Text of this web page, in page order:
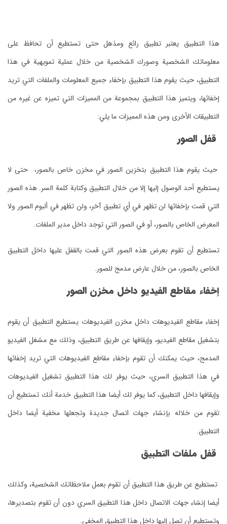
هذا التطبيق يعتبر تطبيق رائع ومذهل حتى تستطيع أن تحافظ على
معلوماتك الشخصية وصورك الشخصية من خلال عملية تمويهية في هذا
التطبيق، حيث يقوم هذا التطبيق بإخفاء جميع المعلومات والملفات التي تريد
إخفائها، ويتميز هذا التطبيق بمجموعة من المميزات التي تميزه عن غيره من
التطبيقات الأخرى ومن هذه المميزات ما يلي:
قفل الصور
حيث يقوم هذا التطبيق بتخزين الصور في مخزن خاص بالصور، حتى لا
يستطيع أحد الوصول إليها إلا من خلال التطبيق وكتابة كلمة السر. هذه الصور
التي قمت بإخفائها لن تظهر في أي تطبيق آخر، ولن تظهر في ألبوم الصور ولا
المعرض الخاص بالصور، أو في الصور التي توجد داخل مدير الملفات.
تستطيع أن تقوم بعرض هذه الصور التي قمت بالقفل عليها داخل التطبيق
الخاص بالصور، من خلال عارض مدمج للصور.
إخفاء مقاطع الفيديو داخل مخزن الصور
إخفاء مقاطع الفيديوهات داخل مخزن الفيديوهات يستطيع التطبيق أن يقوم
بتشغيل مقاطع الفيديو، وإيقافها عن طريق التطبيق، وذلك مع مشغل الفيديو
المدمج، حيث يمكنك أن تقوم بإخفاء مقاطع الفيديوهات التي تريد إخفائها
في هذا التطبيق السري، حيث يوفر لك هذا التطبيق تشغيل الفيديوهات
وإيقافها داخل التطبيق، كما يوفر لك أيضا هذا التطبيق خدمة أنك تستطيع أن
تقوم من خلاله بإنشاء جهات اتصال جديدة وتجعلها مخفية أيضا داخل
التطبيق.
قفل ملفات التطبيق
تستطيع عن طريق هذا التطبيق أن تقوم بعمل ملاحظاتك الشخصية، وكذلك
أيضا إنشاء جهات الاتصال داخل هذا التطبيق السري دون أن تقوم بتصديرها،
وتستطيع أن تصل إليها داخل هذا التطبيق المخفي.